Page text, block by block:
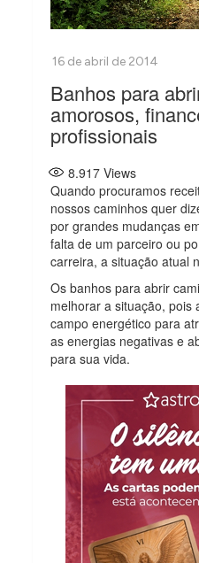
Banhos para
amorosos,
profissionais
8.917 Views
Quando procuramos
nossos caminhos quer
por grandes mudanças
falta de um parceiro ou
carreira, a situação atual
Os banhos para abrir
melhorar a situação, pois
campo energético para
as energias negativas e
para sua vida.